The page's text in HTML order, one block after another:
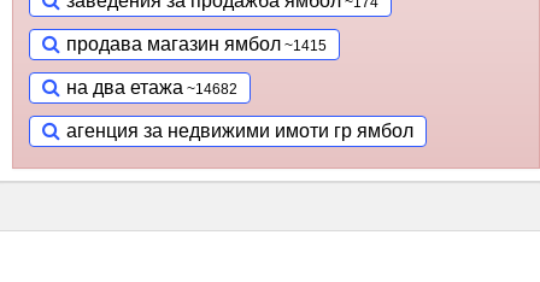
продава магазин ямбол
на два етажа
агенция за недвижими имоти гр ямбол